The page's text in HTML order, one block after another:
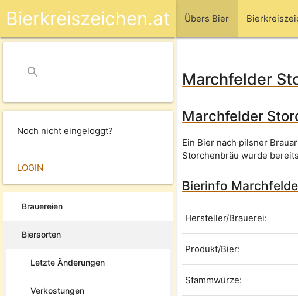
Übers Bier
Bierkreiszeichen.at
search
Noch nicht eingeloggt?
LOGIN
Brauereien
Biersorten
Letzte Änderungen
Verkostungen
Marchfelder
Marchfelder
Ein Bier nach pilsner
Storchenbräu wurde
Bierinfo
Hersteller/Brauerei:
Produkt/Bier:
Stammwürze: